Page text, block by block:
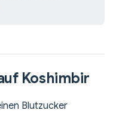
Koshimbir
Blutzucker